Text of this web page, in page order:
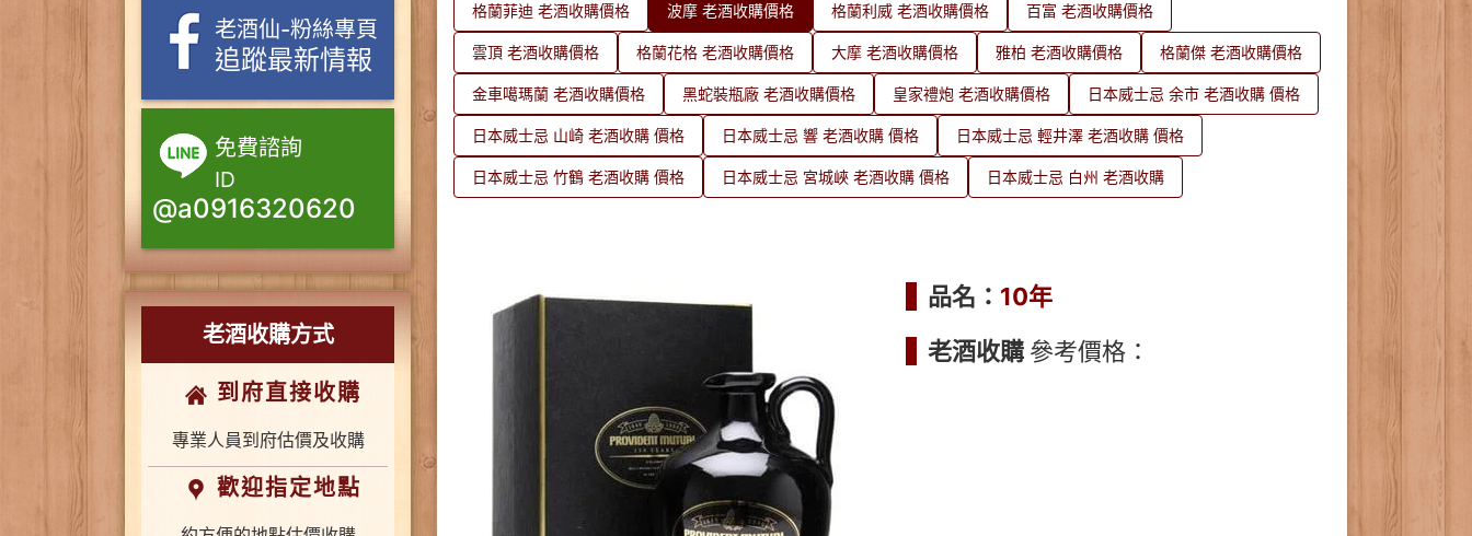
格蘭菲迪 老酒收購價格 波摩 老酒收購價格 格蘭利威 老酒收購價格 百富 老酒收購價格
雲頂 老酒收購價格 格蘭花格 老酒收購價格 大摩 老酒收購價格 雅柏 老酒收購價格 格蘭傑 老酒收購價格
金車噶瑪蘭 老酒收購價格 黑蛇裝瓶廠 老酒收購價格 皇家禮炮 老酒收購價格 日本威士忌 余市 老酒收購 價格
日本威士忌 山崎 老酒收購 價格 日本威士忌 響 老酒收購 價格 日本威士忌 輕井澤 老酒收購 價格
日本威士忌 竹鶴 老酒收購 價格 日本威士忌 宮城峽 老酒收購 價格 日本威士忌 白州 老酒收購
品名： 10年
老酒收購 參考價格：
老酒仙-粉絲專頁
追蹤最新情報
免費諮詢
ID
@a0916320620
老酒收購方式
到府直接收購
專業人員到府估價及收購
歡迎指定地點